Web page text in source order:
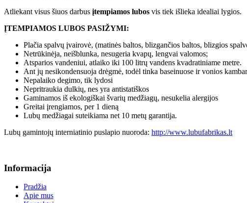
Atliekant visus šiuos darbus įtempiamos lubos vis tiek išlieka idealiai lygios.
ĮTEMPIAMOS LUBOS PASIŽYMI:
Plačia spalvų įvairovė, (matinės baltos, blizgančios baltos, blizgios
Netrūkinėja, neišblunka, nesugeria kvapų, lengvai valomos;
Atsparios vandeniui, atlaiko iki 100 litrų vandens kvadratiniame metre.
Ant jų nesikondensuoja drėgmė, todėl tinka baseinuose ir vonios
Nepalaiko degimo, tik lydosi
Nepritraukia dulkių, nes yra antistatiškos
Gaminamos iš ekologiškai švarių medžiagų, nesukelia alergijos
Greitai įrengiamos, per 1 dieną
Lubų medžiagai suteikiama net 10 metų garantija.
Lubų gamintojų interniatinio puslapio nuoroda: http://www.lubufabrikas.lt
Informacija
Pradžia
Apie mus